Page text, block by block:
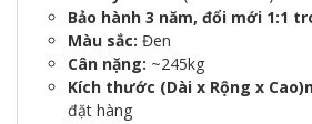
Bảo hành 3 năm, đổi mới 1:1
Màu sắc: Đen
Cân nặng: ~245kg
Kích thước (Dài x Rộng x
đặt hàng